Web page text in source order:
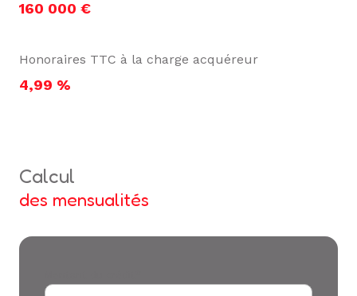
160 000 €
Honoraires TTC à la charge acquéreur
4,99 %
calcul
des mensualités